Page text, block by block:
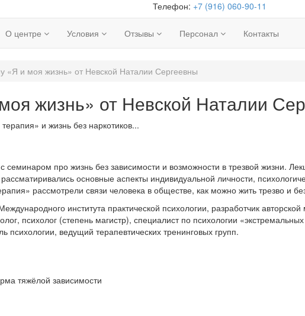
Телефон: +7 (916) 060-90-11
О центре Условия Отзывы Персонал Контакты
«Я и моя жизнь» от Невской Наталии Сергеевны
жизнь» от Невской Наталии
и жизнь без наркотиков...
семинаром про жизнь без зависимости и возможности в трезвой жизни.
основные аспекты индивидуальной личности,
рассмотрели связи человека в обществе, как можно жить трезво и
института практической психологии, разработчик
психолог (степень магистр), специалист по психологии
психологии, ведущий терапевтических тренинговых групп.
тяжёлой зависимости